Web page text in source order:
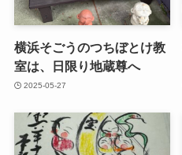
横浜そごうのつちぼとけ教
室は、日限り地蔵尊へ
2025-05-27